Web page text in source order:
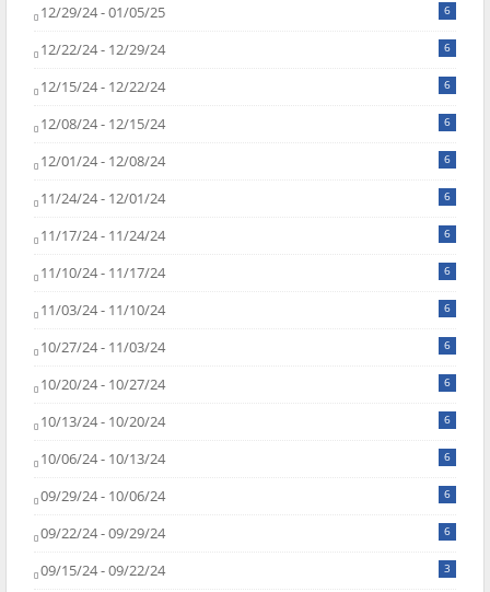
12/29/24 - 01/05/25 6
12/22/24 - 12/29/24 6
12/15/24 - 12/22/24 6
12/08/24 - 12/15/24 6
12/01/24 - 12/08/24 6
11/24/24 - 12/01/24 6
11/17/24 - 11/24/24 6
11/10/24 - 11/17/24 6
11/03/24 - 11/10/24 6
10/27/24 - 11/03/24 6
10/20/24 - 10/27/24 6
10/13/24 - 10/20/24 6
10/06/24 - 10/13/24 6
09/29/24 - 10/06/24 6
09/22/24 - 09/29/24 6
09/15/24 - 09/22/24 3